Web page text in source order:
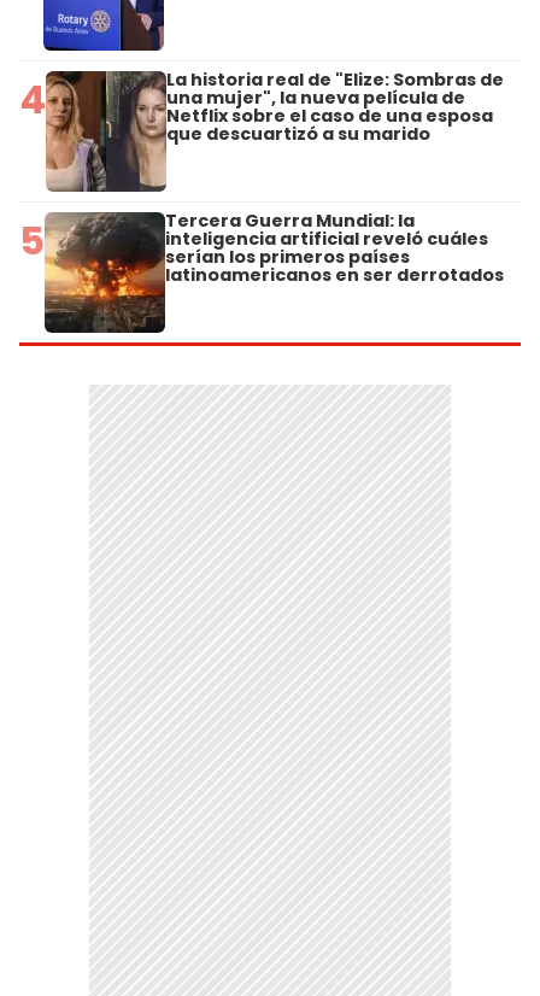
4 La historia real de "Elize: Sombras de
una mujer", la nueva película de
Netflix sobre el caso de una esposa
que descuartizó a su marido
5 Tercera Guerra Mundial: la
inteligencia artificial reveló cuáles
serían los primeros países
latinoamericanos en ser derrotados